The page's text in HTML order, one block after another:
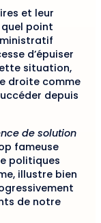
et leur
point
d’épuiser
situation,
droite comme
depuis
de solution
fameuse
politiques
illustre bien
de notre